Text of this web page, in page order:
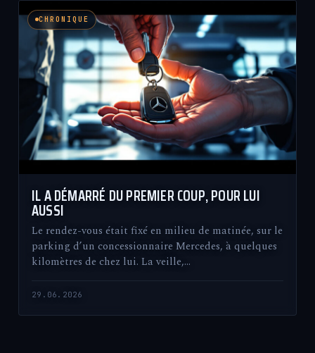
CHRONIQUE
IL A DÉMARRÉ DU PREMIER COUP, POUR LUI
AUSSI
Le rendez-vous était fixé en milieu de matinée, sur le
parking d’un concessionnaire Mercedes, à quelques
kilomètres de chez lui. La veille,…
29.06.2026